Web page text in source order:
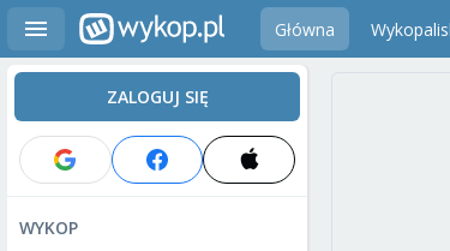
Główna
ZALOGUJ SIĘ
WYKOP